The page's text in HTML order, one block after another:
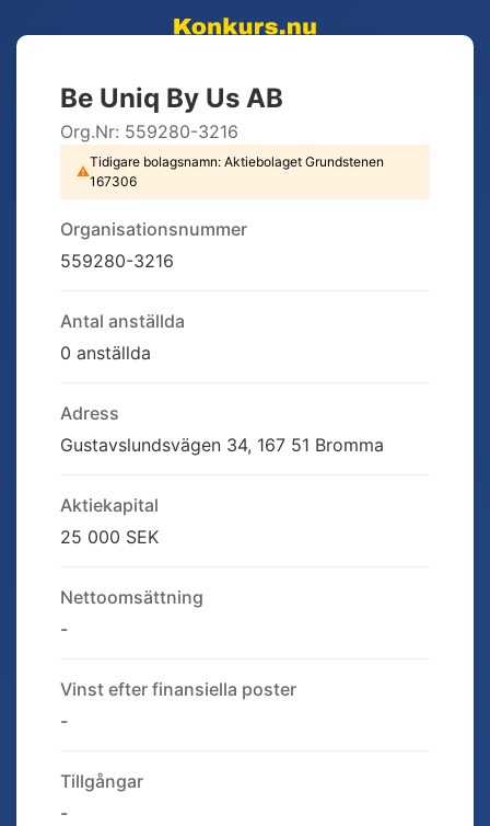
Be Uniq By Us AB
Org.Nr: 559280-3216
⚠
Tidigare bolagsnamn: Aktiebolaget Grundstenen
167306
Organisationsnummer
559280-3216
Antal anställda
0 anställda
Adress
Gustavslundsvägen 34, 167 51 Bromma
Aktiekapital
25 000 SEK
Nettoomsättning
-
Vinst efter finansiella poster
-
Tillgångar
-